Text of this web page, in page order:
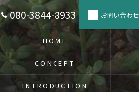
080-3844-8933 お問い合わせ
HOME
CONCEPT
INTRODUCTION